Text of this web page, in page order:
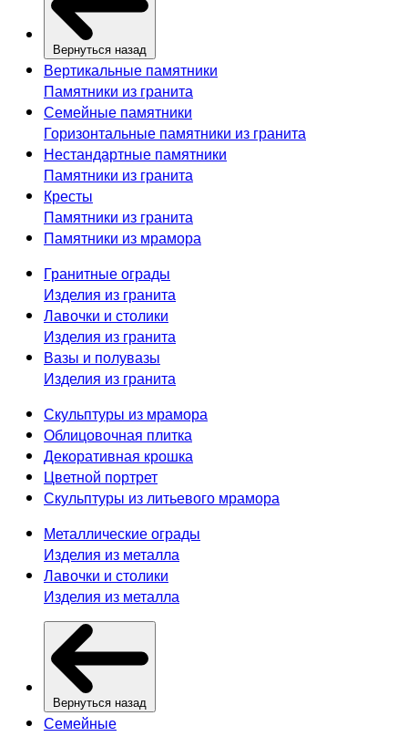
Вернуться назад
Вертикальные памятники
Памятники из гранита
Семейные памятники
Горизонтальные памятники из гранита
Нестандартные памятники
Памятники из гранита
Кресты
Памятники из гранита
Памятники из мрамора
Гранитные ограды
Изделия из гранита
Лавочки и столики
Изделия из гранита
Вазы и полувазы
Изделия из гранита
Скульптуры из мрамора
Облицовочная плитка
Декоративная крошка
Цветной портрет
Скульптуры из литьевого мрамора
Металлические ограды
Изделия из металла
Лавочки и столики
Изделия из металла
Вернуться назад
Семейные